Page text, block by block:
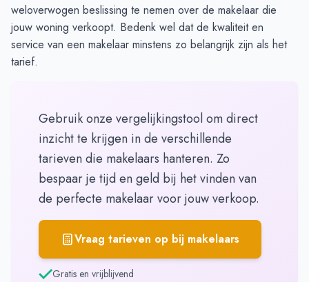
weloverwogen beslissing te nemen over de makelaar die
jouw woning verkoopt. Bedenk wel dat de kwaliteit en
service van een makelaar minstens zo belangrijk zijn als het
tarief.
Gebruik onze vergelijkingstool om direct
inzicht te krijgen in de verschillende
tarieven die makelaars hanteren. Zo
bespaar je tijd en geld bij het vinden van
de perfecte makelaar voor jouw verkoop.
Vraag tarieven op bij makelaars
Gratis en vrijblijvend